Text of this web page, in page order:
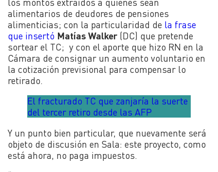
los montos extraídos a quienes sean
alimentarios de deudores de pensiones
alimenticias; con la particularidad de la frase
que insertó Matías Walker (DC) que pretende
sortear el TC; y con el aporte que hizo RN en la
Cámara de consignar un aumento voluntario en
la cotización previsional para compensar lo
retirado.
El fracturado TC que zanjaría la suerte
del tercer retiro desde las AFP
Y un punto bien particular, que nuevamente será
objeto de discusión en Sala: este proyecto, como
está ahora, no paga impuestos.